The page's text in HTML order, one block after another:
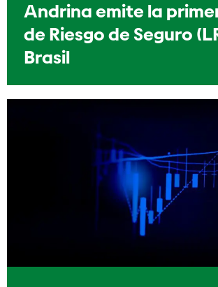
Andrina emite la
de Riesgo de Seguro
Brasil